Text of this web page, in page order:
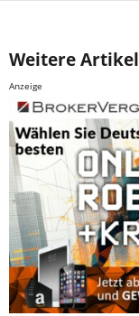
Weitere Artikel
Anzeige